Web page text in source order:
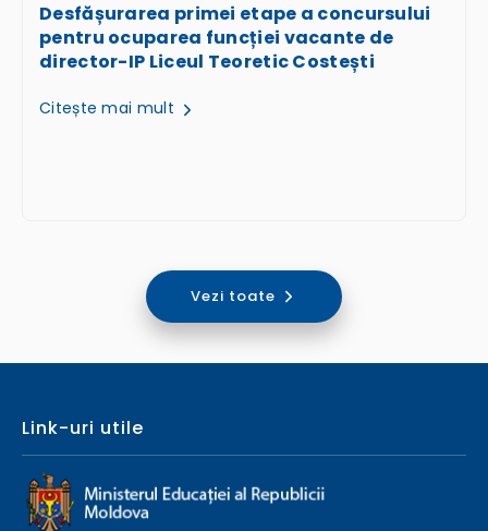
Desfășurarea primei etape a concursului
pentru ocuparea funcției vacante de
director-IP Liceul Teoretic Costești
Citește mai mult
Vezi toate
Link-uri utile